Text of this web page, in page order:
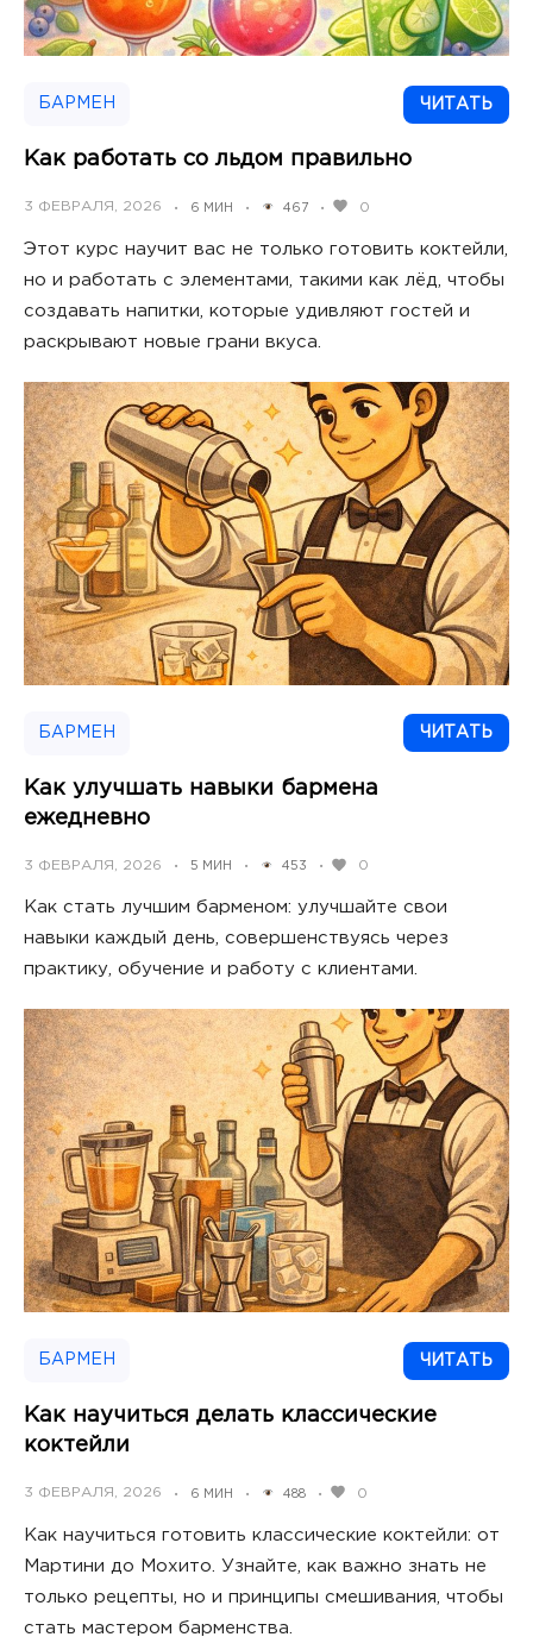
БАРМЕН ЧИТАТЬ
Как работать со льдом правильно
POSTED
3 ФЕВРАЛЯ, 2026 • 6 МИН • 467 • 0
Этот курс научит вас не только готовить коктейли,
но и работать с элементами, такими как лёд, чтобы
создавать напитки, которые удивляют гостей и
раскрывают новые грани вкуса.
БАРМЕН ЧИТАТЬ
Как улучшать навыки бармена
ежедневно
POSTED
3 ФЕВРАЛЯ, 2026 • 5 МИН • 453 • 0
Как стать лучшим барменом: улучшайте свои
навыки каждый день, совершенствуясь через
практику, обучение и работу с клиентами.
БАРМЕН ЧИТАТЬ
Как научиться делать классические
коктейли
POSTED
3 ФЕВРАЛЯ, 2026 • 6 МИН • 488 • 0
Как научиться готовить классические коктейли: от
Мартини до Мохито. Узнайте, как важно знать не
только рецепты, но и принципы смешивания, чтобы
стать мастером барменства.